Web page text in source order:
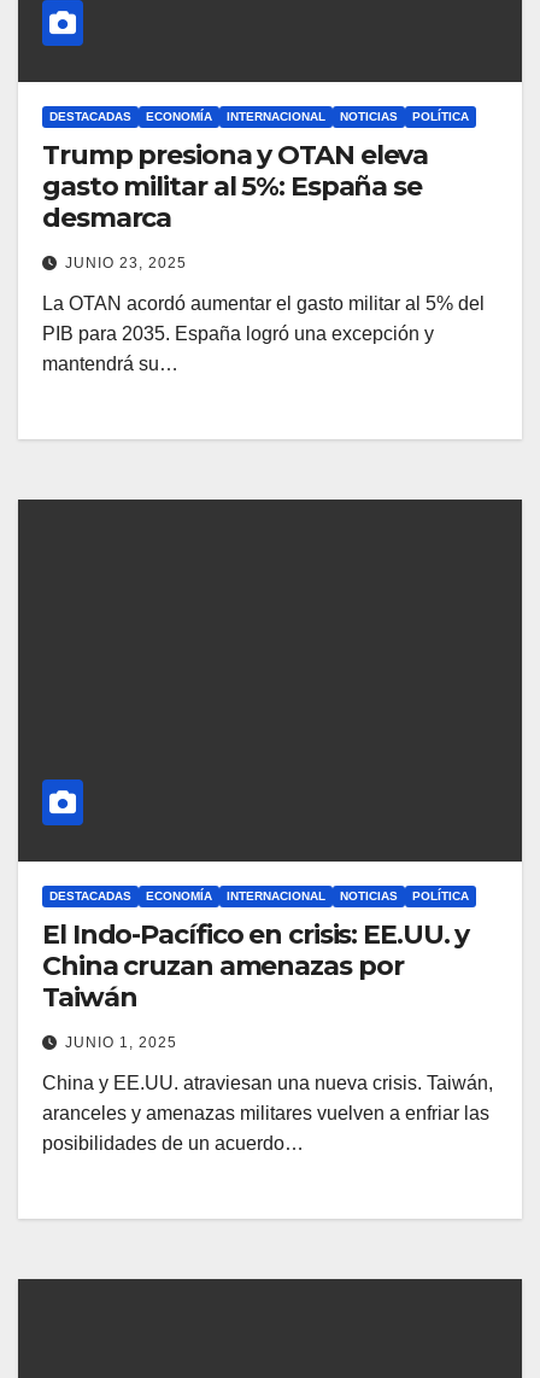
DESTACADAS ECONOMÍA INTERNACIONAL NOTICIAS POLÍTICA
Trump presiona y OTAN eleva
gasto militar al 5%: España se
desmarca
JUNIO 23, 2025
La OTAN acordó aumentar el gasto militar al 5% del
PIB para 2035. España logró una excepción y
mantendrá su…
DESTACADAS ECONOMÍA INTERNACIONAL NOTICIAS POLÍTICA
El Indo-Pacífico en crisis: EE.UU. y
China cruzan amenazas por
Taiwán
JUNIO 1, 2025
China y EE.UU. atraviesan una nueva crisis. Taiwán,
aranceles y amenazas militares vuelven a enfriar las
posibilidades de un acuerdo…